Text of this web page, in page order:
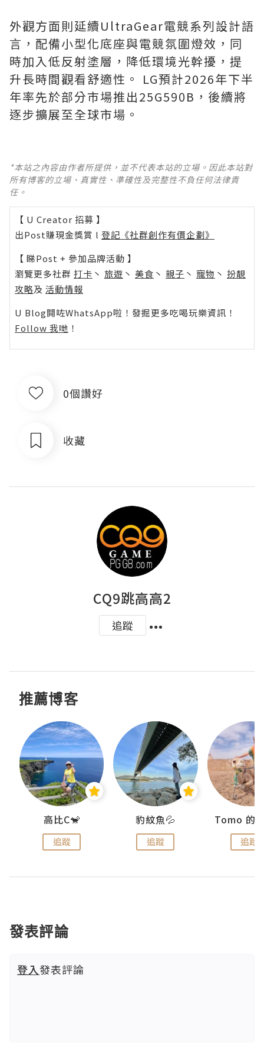
外觀方面則延續UltraGear電競系列設計語
言，配備小型化底座與電競氛圍燈效，同
時加入低反射塗層，降低環境光幹擾，提
升長時間觀看舒適性。 LG預計2026年下半
年率先於部分市場推出25G590B，後續將
逐步擴展至全球市場。
*本站之內容由作者所提供，並不代表本站的立場。因此本站對
所有博客的立場、真實性、準確性及完整性不負任何法律責
任。
【 U Creator 招募 】
出Post賺現金獎賞 l 登記《社群創作有價企劃》
【 睇Post + 參加品牌活動 】
瀏覽更多社群 打卡 丶 旅遊 丶 美食 丶 親子 丶 寵物 丶 扮靚
攻略及 活動情報
U Blog開咗WhatsApp啦！發掘更多吃喝玩樂資訊！
Follow 我哋 ！
0個讚好
收藏
CQ9跳高高2
追蹤
推薦博客
高比C🐒
追蹤
豹紋魚💦
追蹤 追蹤
發表評論
登入發表評論